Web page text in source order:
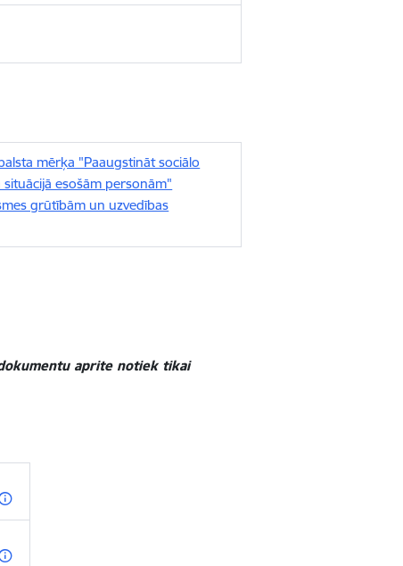
mērķa "Paaugstināt sociālo
esošām personām"
grūtībām un uzvedības
aprite notiek tikai